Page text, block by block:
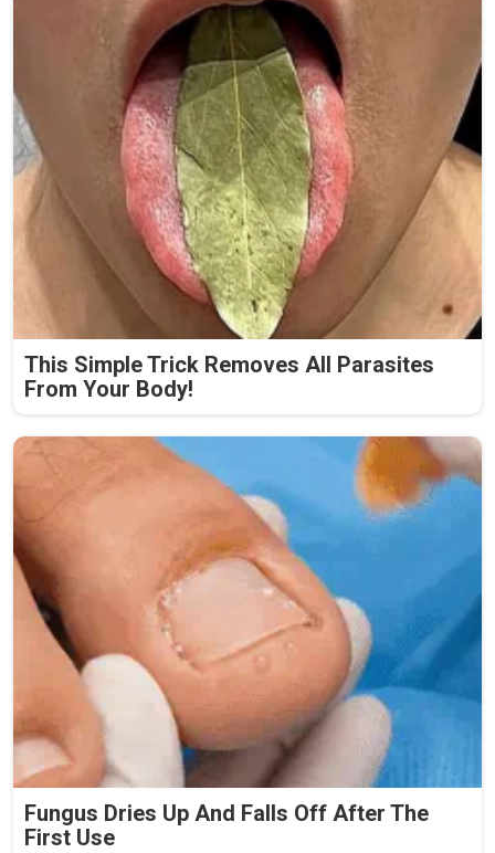
This Simple Trick Removes All Parasites
From Your Body!
Fungus Dries Up And Falls Off After The
First Use